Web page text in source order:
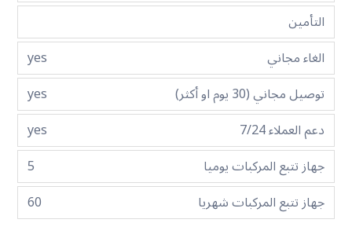
التأمين
الغاء مجاني
yes
توصيل مجاني (30 يوم او أكثر)
yes
دعم العملاء 7/24
yes
جهاز تتبع المركبات يوميا
5
جهاز تتبع المركبات شهريا
60